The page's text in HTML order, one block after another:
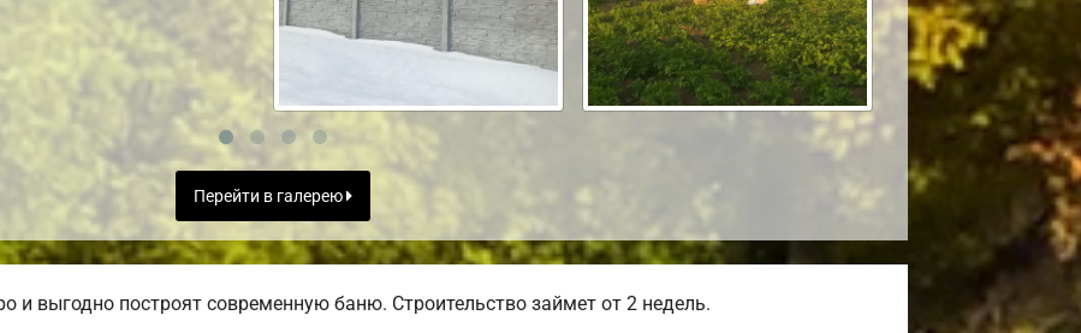
Перейти в галерею
и выгодно построят современную баню. Строительство займет от 2 недель.